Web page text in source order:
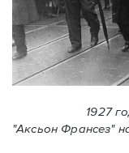
1927
"Аксьон Франсез"